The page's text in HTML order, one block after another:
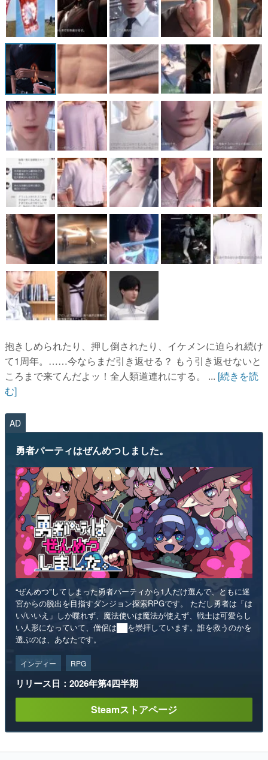
抱きしめられたり、押し倒されたり、イケメンに迫られ続け
て1周年。……今ならまだ引き返せる？ もう引き返せないと
ころまで来てんだよッ！全人類道連れにする。 ... [続きを読
む]
AD
勇者パーティはぜんめつしました。
“ぜんめつ”してしまった勇者パーティから1人だけ選んで、ともに迷
宮からの脱出を目指すダンジョン探索RPGです。 ただし勇者は「は
い/いいえ」しか喋れず、魔法使いは魔法が使えず、戦士は可愛らし
い人形になっていて、僧侶は██を崇拝しています。誰を救うのかを
選ぶのは、あなたです。
インディー RPG
リリース日：2026年第4四半期
Steamストアページ